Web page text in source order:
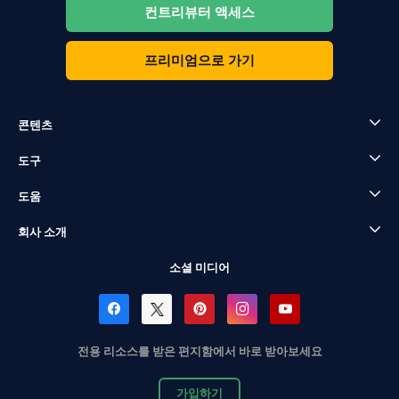
컨트리뷰터 액세스
프리미엄으로 가기
콘텐츠
도구
도움
회사 소개
소셜 미디어
전용 리소스를 받은 편지함에서 바로 받아보세요
가입하기